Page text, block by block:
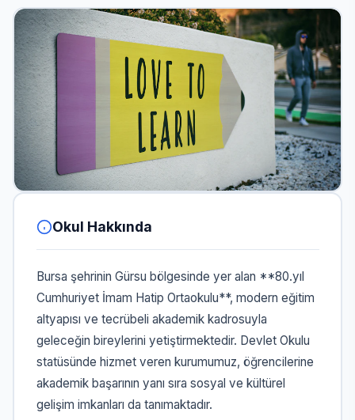
Okul Hakkında
Bursa şehrinin Gürsu bölgesinde yer alan **80.yıl
Cumhuriyet İmam Hatip Ortaokulu**, modern eğitim
altyapısı ve tecrübeli akademik kadrosuyla
geleceğin bireylerini yetiştirmektedir. Devlet Okulu
statüsünde hizmet veren kurumumuz, öğrencilerine
akademik başarının yanı sıra sosyal ve kültürel
gelişim imkanları da tanımaktadır.